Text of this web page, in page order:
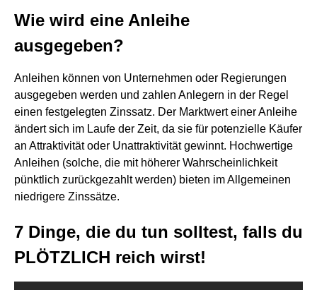
Wie wird eine Anleihe
ausgegeben?
Anleihen können von Unternehmen oder Regierungen
ausgegeben werden und zahlen Anlegern in der Regel
einen festgelegten Zinssatz. Der Marktwert einer Anleihe
ändert sich im Laufe der Zeit, da sie für potenzielle Käufer
an Attraktivität oder Unattraktivität gewinnt. Hochwertige
Anleihen (solche, die mit höherer Wahrscheinlichkeit
pünktlich zurückgezahlt werden) bieten im Allgemeinen
niedrigere Zinssätze.
7 Dinge, die du tun solltest, falls du
PLÖTZLICH reich wirst!